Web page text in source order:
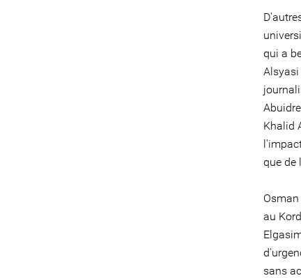
qui a
Alsyasi
Khalid
que de
au
sans